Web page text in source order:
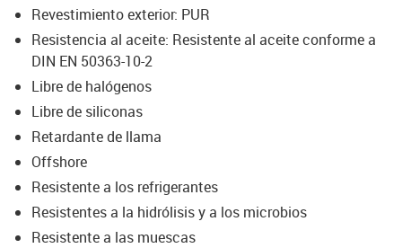
Revestimiento exterior: PUR
Resistencia al aceite: Resistente al aceite conforme a
DIN EN 50363-10-2
Libre de halógenos
Libre de siliconas
Retardante de llama
Offshore
Resistente a los refrigerantes
Resistentes a la hidrólisis y a los microbios
Resistente a las muescas